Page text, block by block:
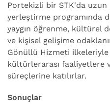
Portekizli bir STK'da uzun
yerleştirme programında
yaygın öğrenme, kültürel
ve kişisel gelişime
Gönüllü Hizmeti
kültürlerarası faaliyetlere
süreçlerine katılırlar.
Sonuçlar